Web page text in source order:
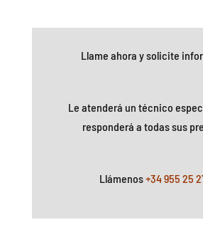
Llame ahora y solicite
Le atenderá un técnico
responderá a todas sus
Llámenos+34 955 25